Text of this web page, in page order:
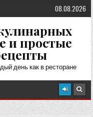
08.08.2026
и простые
день как в ресторане